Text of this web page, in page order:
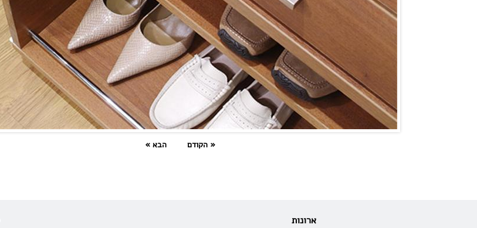
« הקודם הבא »
ארונות